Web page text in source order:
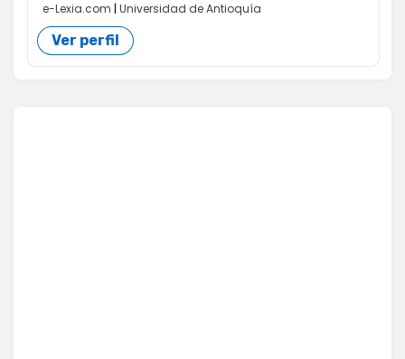
e-Lexia.com | Universidad de Antioquía
Ver perfil